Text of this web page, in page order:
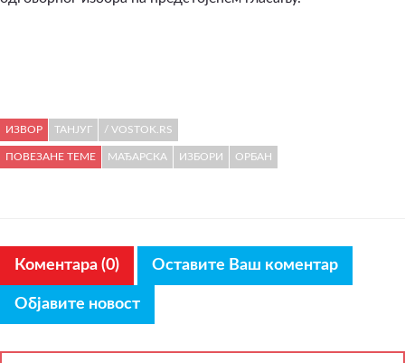
ИЗВОР ТАНЈУГ / VOSTOK.RS
ПОВЕЗАНЕ ТЕМЕ МАЂАРСКА ИЗБОРИ ОРБАН
Коментара (0) Оставите Ваш коментар
Објавите новост